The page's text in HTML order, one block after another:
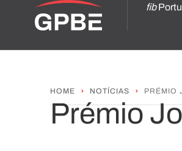
fib
HOME NOTÍCIAS PRÉMIO
Prémio